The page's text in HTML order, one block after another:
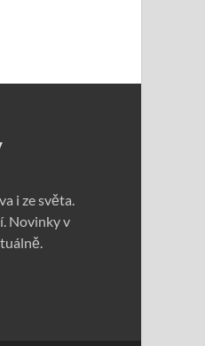
i ze světa.
Novinky v